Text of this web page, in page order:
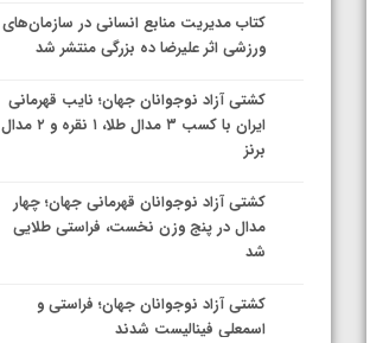
کتاب مدیریت منابع انسانی در سازمان‌های
ورزشی اثر علیرضا ده بزرگی منتشر شد
کشتی آزاد نوجوانان جهان؛ نایب قهرمانی
ایران با کسب ۳ مدال طلا، ۱ نقره و ۲ مدال
برنز
کشتی آزاد نوجوانان قهرمانی جهان؛ چهار
مدال در پنج وزن نخست، فراستی طلایی
شد
کشتی آزاد نوجوانان جهان؛ فراستی و
اسمعلی فینالیست شدند